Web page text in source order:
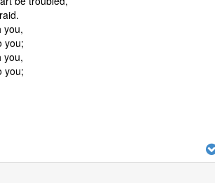
you,
you;
you,
you;